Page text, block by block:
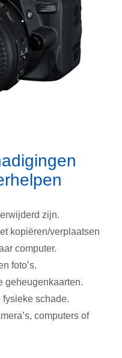
zijn.
kopiëren/verplaatsen
computer.
foto’s.
geheugenkaarten.
fysieke schade.
computers of